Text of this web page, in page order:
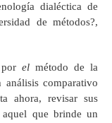
dialéctica de
de métodos?,
elmétodo de la
comparativo
ahora, revisar sus
aquel que brinde un